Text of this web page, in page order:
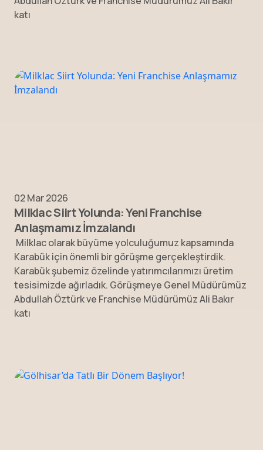
katı
02 Mar 2026
Milklac Siirt Yolunda: Yeni Franchise
Anlaşmamız İmzalandı
Milklac olarak büyüme yolculuğumuz kapsamında
Karabük için önemli bir görüşme gerçekleştirdik.
Karabük şubemiz özelinde yatırımcılarımızı üretim
tesisimizde ağırladık. Görüşmeye Genel Müdürümüz
Abdullah Öztürk ve Franchise Müdürümüz Ali Bakır
katı